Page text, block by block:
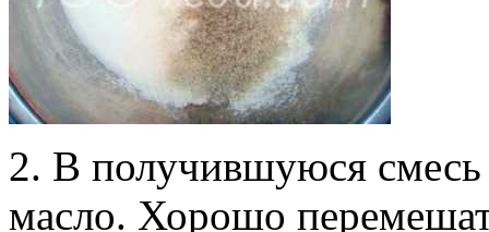
2. В получившуюся смесь
масло. Хорошо